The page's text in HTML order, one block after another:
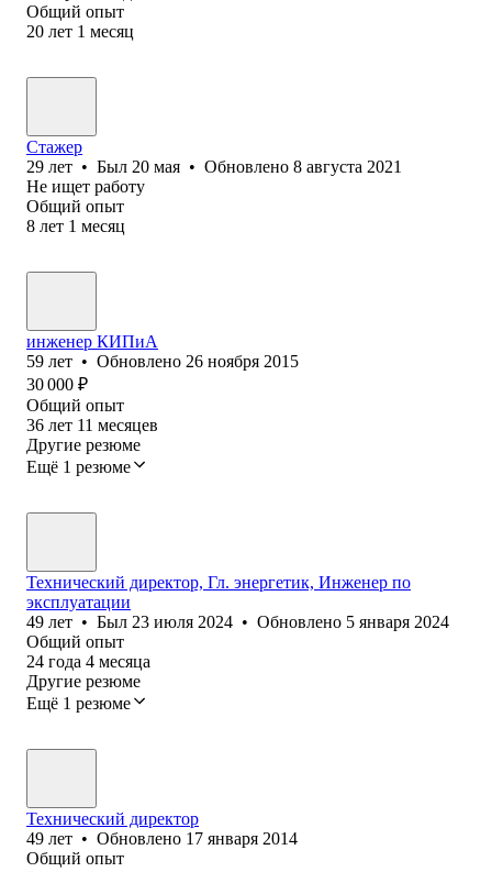
Общий опыт
20 лет 1 месяц
Стажер
29 лет • Был 20 мая • Обновлено 8 августа 2021
Не ищет работу
Общий опыт
8 лет 1 месяц
инженер КИПиА
59 лет • Обновлено 26 ноября 2015
30 000 ₽
Общий опыт
36 лет 11 месяцев
Другие резюме
Ещё 1 резюме
Технический директор, Гл. энергетик, Инженер по
эксплуатации
49 лет • Был 23 июля 2024 • Обновлено 5 января 2024
Общий опыт
24 года 4 месяца
Другие резюме
Ещё 1 резюме
Технический директор
49 лет • Обновлено 17 января 2014
Общий опыт